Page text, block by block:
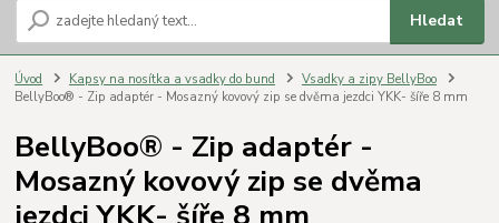
Hledat
Úvod Kapsy na nosítka a vsadky do bund
Vsadky a zipy BellyBoo
BellyBoo® - Zip adaptér - Mosazný kovový zip se dvěma jezdci YKK- šíře 8 mm
BellyBoo® - Zip adaptér -
Mosazný kovový zip se dvěma